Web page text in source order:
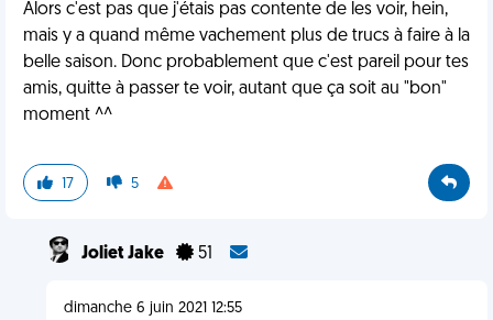
Alors c'est pas que j'étais pas contente de les voir, hein,
mais y a quand même vachement plus de trucs à faire à la
belle saison. Donc probablement que c'est pareil pour tes
amis, quitte à passer te voir, autant que ça soit au "bon"
moment ^^
17 5
Joliet Jake 51
dimanche 6 juin 2021 12:55